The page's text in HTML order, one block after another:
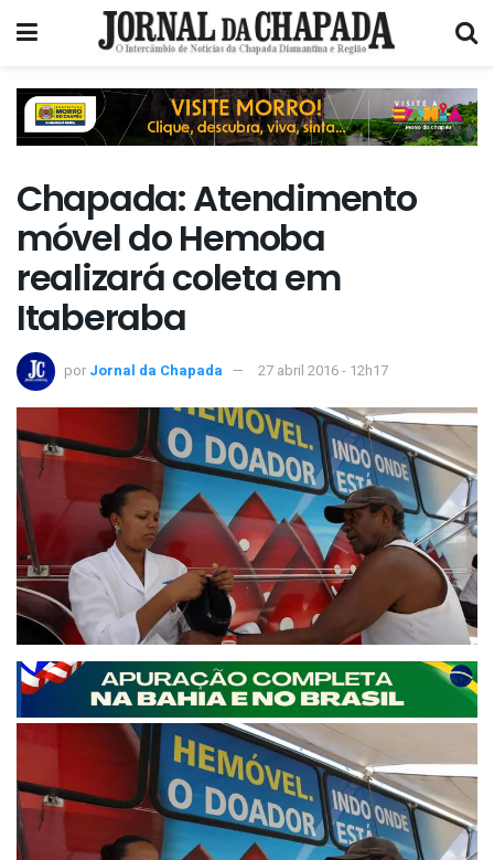
Chapada: Atendimento
móvel do Hemoba
realizará coleta em
Itaberaba
por Jornal da Chapada 27 abril 2016 - 12h17